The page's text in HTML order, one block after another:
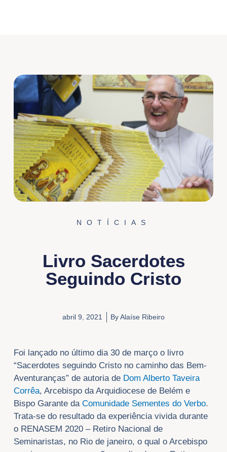
NOTÍCIAS
Livro Sacerdotes
Seguindo Cristo
abril 9, 2021 ByAlaíse Ribeiro
Foi lançado no último dia 30 de março o livro
“Sacerdotes seguindo Cristo no caminho das Bem-
Aventuranças” de autoria de Dom Alberto Taveira
Corrêa, Arcebispo da Arquidiocese de Belém e
Bispo Garante da Comunidade Sementes do Verbo.
Trata-se do resultado da experiência vivida durante
o RENASEM 2020 – Retiro Nacional de
Seminaristas, no Rio de janeiro, o qual o Arcebispo